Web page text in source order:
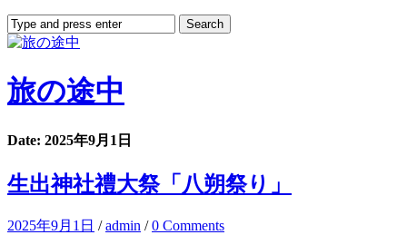
旅の途中
Date: 2025年9月1日
生出神社禮大祭「八朔祭り」
2025年9月1日 /admin /0 Comments